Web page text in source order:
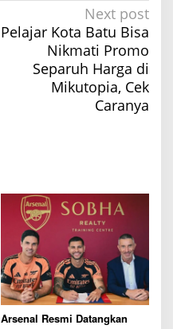
Next post
Pelajar Kota Batu Bisa
Nikmati Promo
Separuh Harga di
Mikutopia, Cek
Caranya
Arsenal Resmi Datangkan